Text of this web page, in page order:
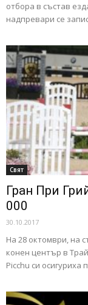
отбора в състав
надпревари се
Свят
Гран При
000
30.10.2017
На 28 октомври, на
конен център в
Picchu си осигуриха